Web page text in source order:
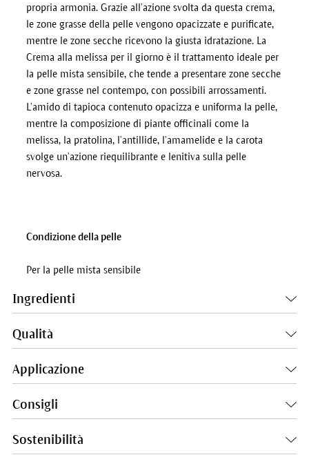
propria armonia. Grazie all’azione svolta da questa crema,
le zone grasse della pelle vengono opacizzate e purificate,
mentre le zone secche ricevono la giusta idratazione. La
Crema alla melissa per il giorno è il trattamento ideale per
la pelle mista sensibile, che tende a presentare zone secche
e zone grasse nel contempo, con possibili arrossamenti.
L’amido di tapioca contenuto opacizza e uniforma la pelle,
mentre la composizione di piante officinali come la
melissa, la pratolina, l’antillide, l’amamelide e la carota
svolge un’azione riequilibrante e lenitiva sulla pelle
nervosa.
Condizione della pelle
Per la pelle mista sensibile
Ingredienti
Qualità
Applicazione
Consigli
Sostenibilità